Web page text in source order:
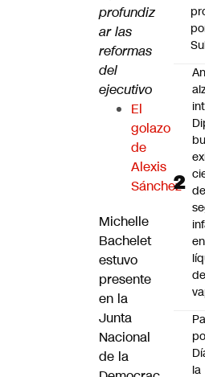
profundiz
ar las
reformas
del
ejecutivo
El
golazo
de
Alexis
Sánchez
Michelle
Bachelet
estuvo
presente
en la
Junta
Nacional
de la
de
en
de
la